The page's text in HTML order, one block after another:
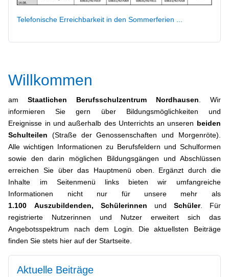
Telefonische Erreichbarkeit in den Sommerferien ...
Willkommen
amStaatlichen Berufsschulzentrum Nordhausen. Wir
informieren Sie gern über Bildungsmöglichkeiten und
Ereignisse in und außerhalb des Unterrichts an unseren beiden
Schulteilen (Straße der Genossenschaften und Morgenröte).
Alle wichtigen Informationen zu Berufsfeldern und Schulformen
sowie den darin möglichen Bildungsgängen und Abschlüssen
erreichen Sie über das Hauptmenü oben. Ergänzt durch die
Inhalte im Seitenmenü links bieten wir umfangreiche
Informationen nicht nur für unsere mehr als
1.100 Auszubildenden, Schülerinnen und Schüler. Für
registrierte Nutzerinnen und Nutzer erweitert sich das
Angebotsspektrum nach dem Login. Die aktuellsten Beiträge
finden Sie stets hier auf der Startseite.
Aktuelle Beiträge